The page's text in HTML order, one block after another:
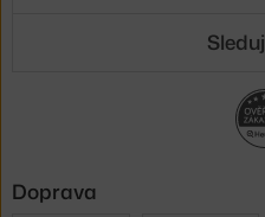
Doprava